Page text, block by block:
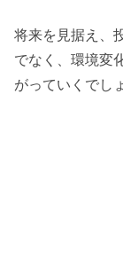
将来を見据え、
でなく、環境変
がっていくでし